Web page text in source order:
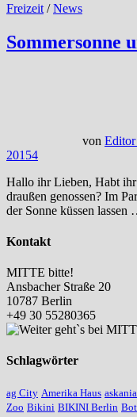
Freizeit /News
Sommersonne
von
20154
Hallo ihr Lieben, Habt ihr
draußen genossen? Im
der Sonne küssen lassen
Kontakt
MITTE bitte!
Ansbacher Straße 20
10787 Berlin
+49 30 55280365
Schlagwörter
ag City Amerika Haus askania
Zoo Bikini BIKINI Berlin